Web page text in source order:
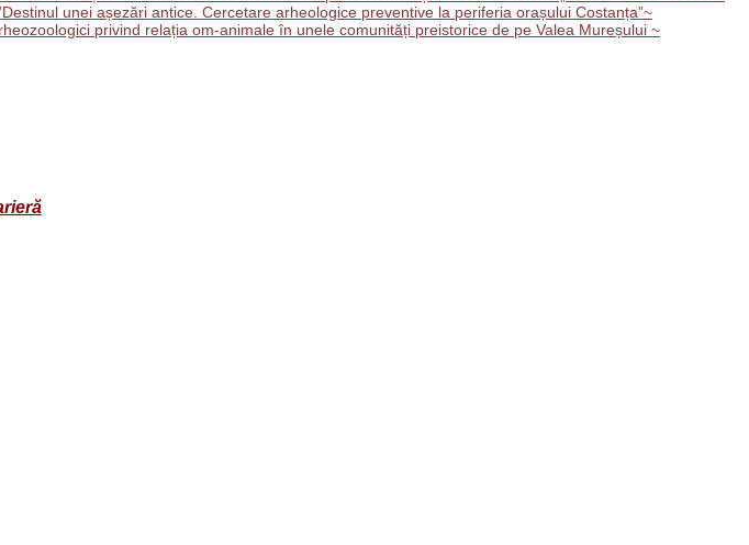
unei așezări antice. Cercetare arheologice preventive la periferia orașului Costanța”~
privind relația om-animale în unele comunități preistorice de pe Valea Mureșului ~